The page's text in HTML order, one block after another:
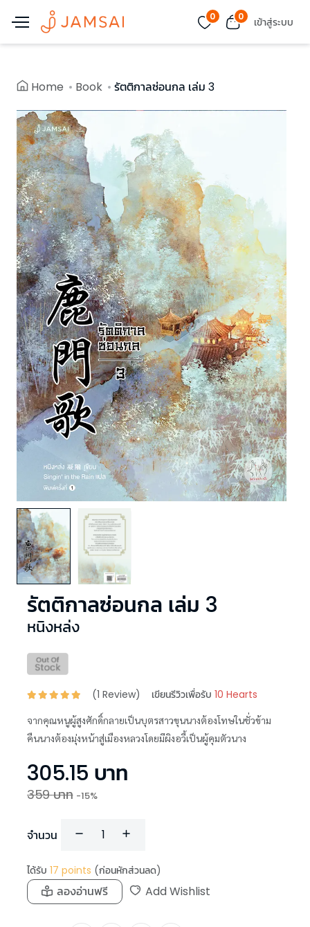
0 0 เข้าสู่ระบบ
Home Book รัตติกาลซ่อนกล เล่ม 3
รัตติกาลซ่อนกล เล่ม 3
หนิงหล่ง
(1 Review) เขียนรีวิวเพื่อรับ 10 Hearts
จากคุณหนูผู้สูงศักดิ์กลายเป็นบุตรสาวขุนนางต้องโทษในชั่วข้าม
คืนนางต้องมุ่งหน้าสู่เมืองหลวงโดยมีผิงอวี้เป็นผู้คุมตัวนาง
305.15 บาท
359บาท -15%
จำนวน
ได้รับ 17 points (ก่อนหักส่วนลด)
ลองอ่านฟรี Add Wishlist